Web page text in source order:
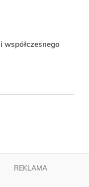
współczesnego
REKLAMA